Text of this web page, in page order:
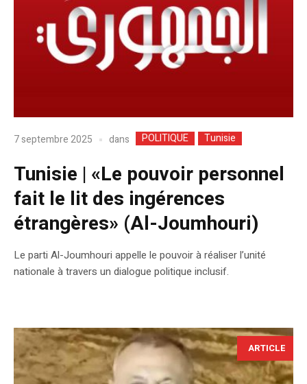
7 septembre 2025 dans POLITIQUE Tunisie
Tunisie | «Le pouvoir personnel
fait le lit des ingérences
étrangères» (Al-Joumhouri)
Le parti Al-Joumhouri appelle le pouvoir à réaliser l’unité
nationale à travers un dialogue politique inclusif.
ARTICLE